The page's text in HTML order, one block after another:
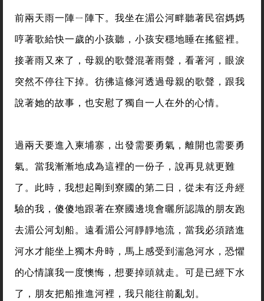
前兩天雨一陣ㄧ陣下。我坐在湄公河畔聽著民宿媽媽
哼著歌給快一歲的小孩聽，小孩安穩地睡在搖籃裡。
接著雨又來了，母親的歌聲混著雨聲，看著河，眼淚
突然不停往下掉。彷彿這條河透過母親的歌聲，跟我
說著她的故事，也安慰了獨自一人在外的心情。
過兩天要進入柬埔寨，出發需要勇氣，離開也需要勇
氣。當我漸漸地成為這裡的一份子，說再見就更難
了。此時，我想起剛到寮國的第二日，從未有泛舟經
驗的我，傻傻地跟著在寮國邊境會曬所認識的朋友跑
去湄公河划船。遠看湄公河靜靜地流，當我必須踏進
河水才能坐上獨木舟時，馬上感受到湍急河水，恐懼
的心情讓我一度懊悔，想要掉頭就走。可是已經下水
了，朋友把船推進河裡，我只能往前亂划。